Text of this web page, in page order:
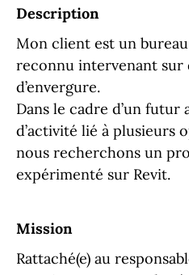
Description
Mon client est un
reconnu intervenant
d’envergure.
Dans le cadre d’un futur
d’activité lié à plusieurs
nous recherchons un
expérimenté sur Revit.
Mission
Rattaché(e) au